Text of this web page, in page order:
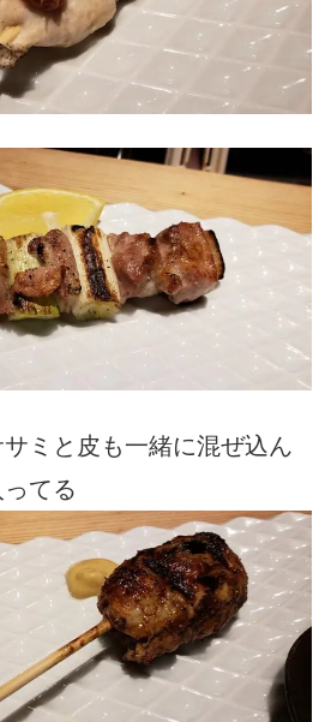
ミと皮も一緒に混ぜ込ん
てる